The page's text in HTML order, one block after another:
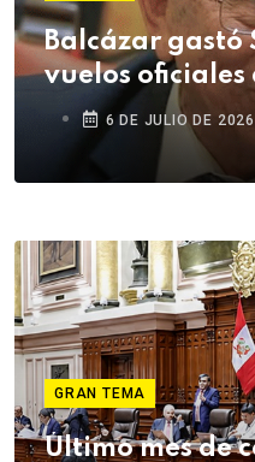
Balcázar gastó
vuelos
6 DE JULIO DE
GRAN TEMA
Último mes de